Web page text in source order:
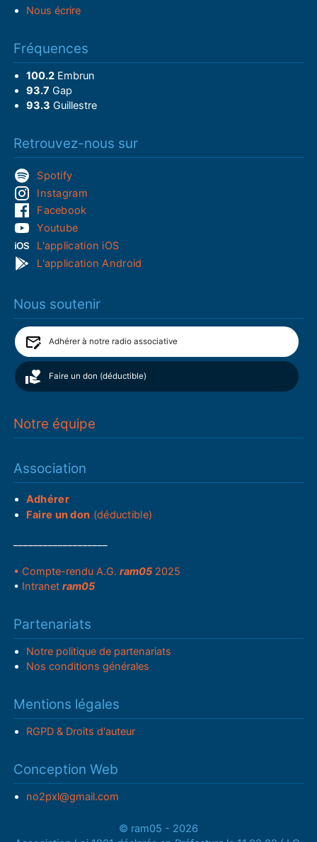
Nous écrire
Fréquences
100.2Embrun
93.7 Gap
93.3 Guillestre
Retrouvez-nous sur
Spotify
Instagram
Facebook
Youtube
L'application iOS
L'application Android
Nous soutenir
Adhérer à notre radio associative
Faire un don (déductible)
Notre équipe
Association
Adhérer
Faire un don (déductible)
• Compte-rendu A.G.ram05 2025
• Intranetram05
Partenariats
Notre politique de partenariats
Nos conditions générales
Mentions légales
RGPD & Droits d'auteur
Conception Web
no2pxl@gmail.com
© ram05 - 2026